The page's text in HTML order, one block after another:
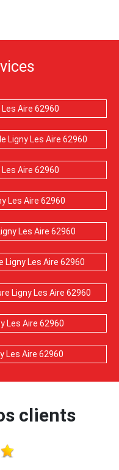
Aire 62960
Ligny Les Aire 62960
Aire 62960
Les Aire 62960
Les Aire 62960
Les Aire 62960
Ligny Les Aire 62960
Les Aire 62960
Les Aire 62960
clients